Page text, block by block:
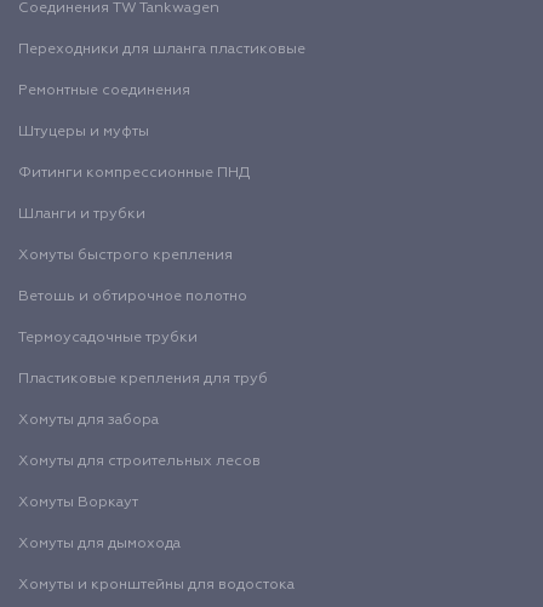
Соединения TW Tankwagen
Переходники для шланга пластиковые
Ремонтные соединения
Штуцеры и муфты
Фитинги компрессионные ПНД
Шланги и трубки
Хомуты быстрого крепления
Ветошь и обтирочное полотно
Термоусадочные трубки
Пластиковые крепления для труб
Хомуты для забора
Хомуты для строительных лесов
Хомуты Воркаут
Хомуты для дымохода
Хомуты и кронштейны для водостока